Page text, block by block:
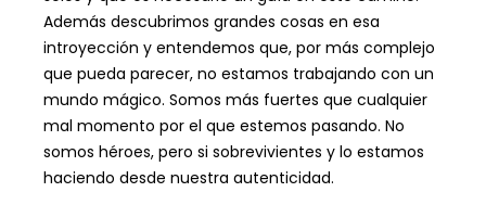
Además descubrimos grandes cosas en esa
introyección y entendemos que, por más complejo
que pueda parecer, no estamos trabajando con un
mundo mágico. Somos más fuertes que cualquier
mal momento por el que estemos pasando. No
somos héroes, pero si sobrevivientes y lo estamos
haciendo desde nuestra autenticidad.